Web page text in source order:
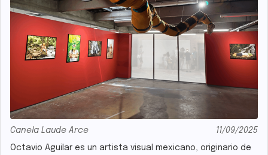
Canela Laude Arce 11/09/2025
Octavio Aguilar es un artista visual mexicano, originario de